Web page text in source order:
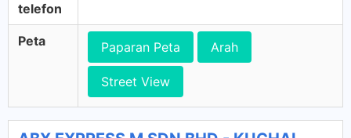
telefon
Peta Paparan Peta Arah
Street View